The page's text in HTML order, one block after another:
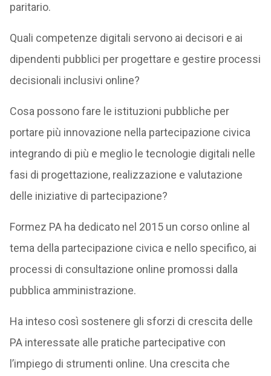
paritario.
Quali competenze digitali servono ai decisori e ai
dipendenti pubblici per progettare e gestire processi
decisionali inclusivi online?
Cosa possono fare le istituzioni pubbliche per
portare più innovazione nella partecipazione civica
integrando di più e meglio le tecnologie digitali nelle
fasi di progettazione, realizzazione e valutazione
delle iniziative di partecipazione?
Formez PA ha dedicato nel 2015 un corso online al
tema della partecipazione civica e nello specifico, ai
processi di consultazione online promossi dalla
pubblica amministrazione.
Ha inteso così sostenere gli sforzi di crescita delle
PA interessate alle pratiche partecipative con
l’impiego di strumenti online. Una crescita che